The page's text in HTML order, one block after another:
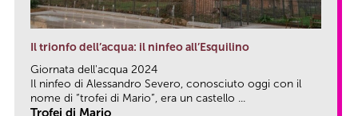
Il trionfo dell’acqua: il ninfeo all’Esquilino
Giornata dell'acqua 2024
Il ninfeo di Alessandro Severo, conosciuto oggi con il
nome di “trofei di Mario”, era un castello ...
Trofei di Mario